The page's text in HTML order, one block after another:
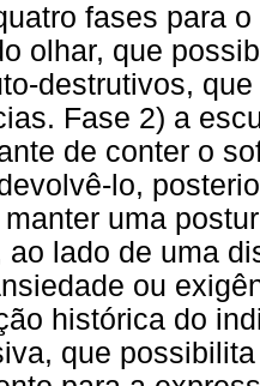
fases para
olhar, que
destrutivos,
Fase 2) a
de conter o
lo,
uma
ao lado de uma
ou
histórica do
que